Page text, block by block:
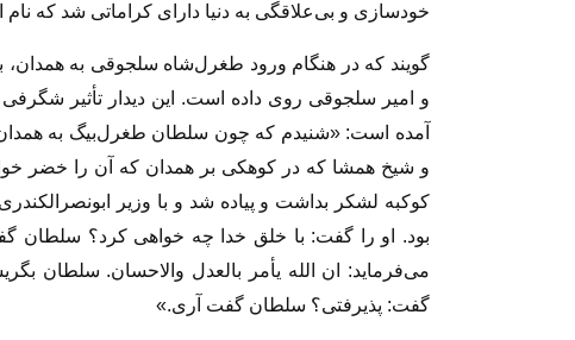
خودسازی و بی‌علاقگی به دنیا دارای کراماتی شد که نام
گویند که در هنگام ورود طغرل‌شاه سلجوقی به همدان،
و امیر سلجوقی روی داده است. این دیدار تأثیر
آمده است: «شنیدم که چون سلطان طغرل‌بیگ به همدان
و شیخ همشا که در کوهکی بر همدان که آن را خضر
کوکبه لشکر بداشت و پیاده شد و با وزیر
بود. او را گفت: با خلق خدا چه خواهی کرد؟ سلطان
می‌فرماید: ان الله یأمر بالعدل والاحسان. سلطان
گفت: پذیرفتی؟ سلطان گفت آری.»